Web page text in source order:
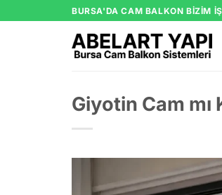
atla
BURSA'DA CAM BALKON BIZIM
Giyotin Cam mı